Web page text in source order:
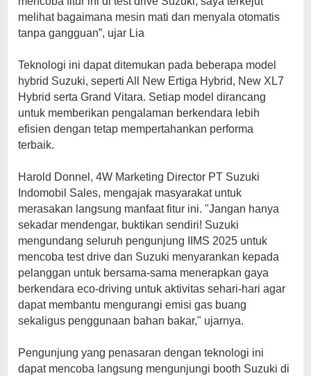
melihat bagaimana mesin mati dan menyala otomatis
tanpa gangguan”, ujar Lia
Teknologi ini dapat ditemukan pada beberapa model
hybrid Suzuki, seperti All New Ertiga Hybrid, New XL7
Hybrid serta Grand Vitara. Setiap model dirancang
untuk memberikan pengalaman berkendara lebih
efisien dengan tetap mempertahankan performa
terbaik.
Harold Donnel, 4W Marketing Director PT Suzuki
Indomobil Sales, mengajak masyarakat untuk
merasakan langsung manfaat fitur ini. "Jangan hanya
sekadar mendengar, buktikan sendiri! Suzuki
mengundang seluruh pengunjung IIMS 2025 untuk
mencoba test drive dan Suzuki menyarankan kepada
pelanggan untuk bersama-sama menerapkan gaya
berkendara eco-driving untuk aktivitas sehari-hari agar
dapat membantu mengurangi emisi gas buang
sekaligus penggunaan bahan bakar," ujarnya.
Pengunjung yang penasaran dengan teknologi ini
dapat mencoba langsung mengunjungi booth Suzuki di